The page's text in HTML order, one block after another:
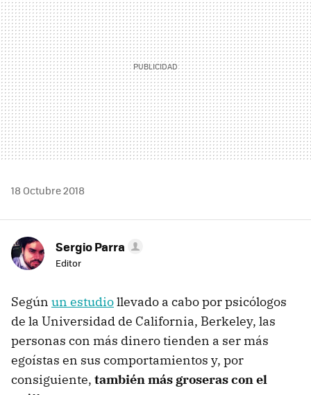
18 Octubre 2018
Sergio Parra
Editor
Según un estudiollevado a cabo por psicólogos
de la Universidad de California, Berkeley, las
personas con más dinero tienden a ser más
egoístas en sus comportamientos y, por
consiguiente, también más groseras con el